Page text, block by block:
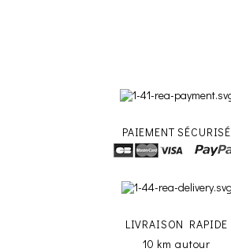
PAIEMENT SÉCURISÉ
LIVRAISON RAPIDE
10 km autour